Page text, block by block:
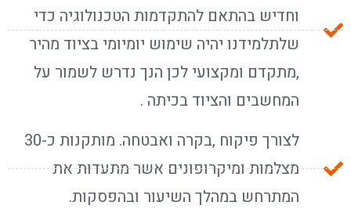
וחדיש בהתאם להתקדמות הטכנולוגיה כדי
שלתלמידנו יהיה שימוש יומיומי בציוד מהיר
,מתקדם ומקצועי לכן הנך נדרש לשמור על
המחשבים והציוד בכיתה .
לצורך פיקוח ,בקרה ואבטחה. מותקנות כ-30
מצלמות ומיקרופונים אשר מתעדות את
המתרחש במהלך השיעור ובהפסקות.